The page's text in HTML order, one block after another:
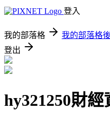
登入
我的部落格 我的部落格
登出
hy321250財